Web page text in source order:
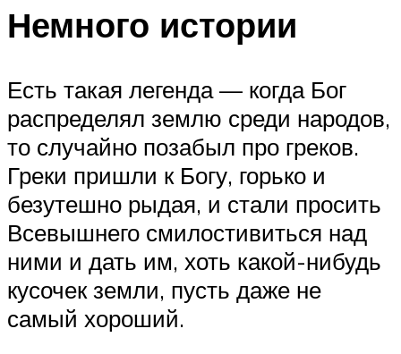
Немного истории
Есть такая легенда — когда Бог
распределял землю среди народов,
то случайно позабыл про греков.
Греки пришли к Богу, горько и
безутешно рыдая, и стали просить
Всевышнего смилостивиться над
ними и дать им, хоть какой-нибудь
кусочек земли, пусть даже не
самый хороший.